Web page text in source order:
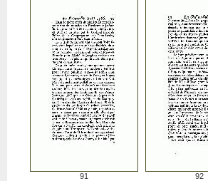
91 92